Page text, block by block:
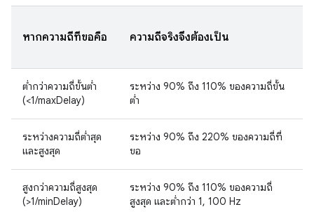
หากความถี่ที่ขอคือ ความถี่จริงจึงต้องเป็น
ต่ำกว่าความถี่ขั้นต่ำ
(<1/maxDelay)
ระหว่าง 90% ถึง 110% ของความถี่ขั้น
ต่ำ
ระหว่างความถี่ต่ำสุด
และสูงสุด
ระหว่าง 90% ถึง 220% ของความถี่ที่
ขอ
สูงกว่าความถี่สูงสุด
(>1/minDelay)
ระหว่าง 90% ถึง 110% ของความถี่
สูงสุด และต่ำกว่า 1, 100 Hz